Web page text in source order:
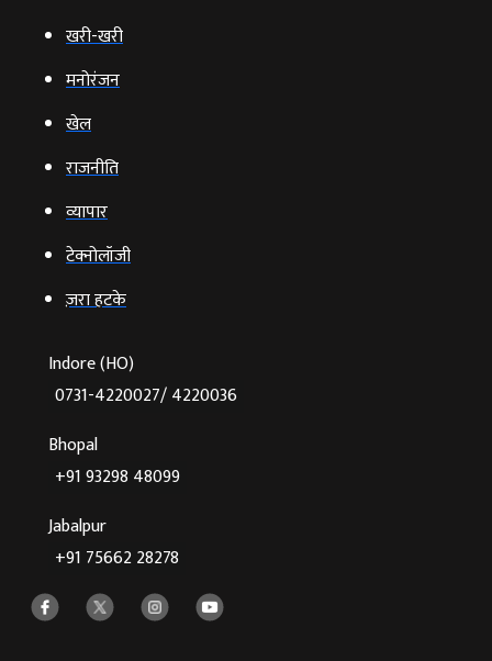
खरी-खरी
मनोरंजन
खेल
राजनीति
व्‍यापार
टेक्‍नोलॉजी
ज़रा हटके
Indore (HO)
0731-4220027/ 4220036
Bhopal
+91 93298 48099
Jabalpur
+91 75662 28278